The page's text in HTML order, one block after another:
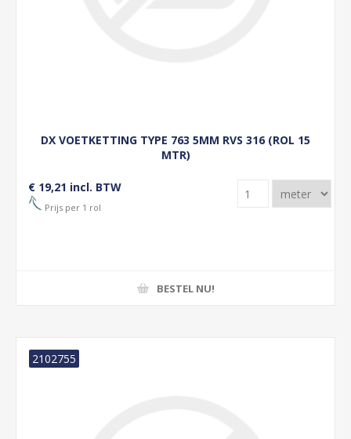
DX VOETKETTING TYPE 763 5MM RVS 316 (ROL 15
MTR)
€ 19,21 incl. BTW
Prijs per 1 rol
BESTEL NU!
2102755